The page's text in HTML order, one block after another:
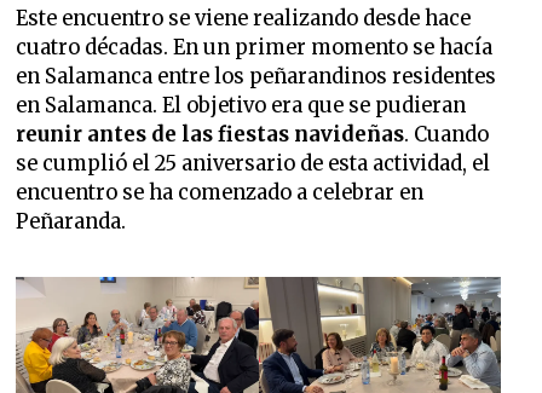
Este encuentro se viene realizando desde hace
cuatro décadas. En un primer momento se hacía
en Salamanca entre los peñarandinos residentes
en Salamanca. El objetivo era que se pudieran
reunir antes de las fiestas navideñas. Cuando
se cumplió el 25 aniversario de esta actividad, el
encuentro se ha comenzado a celebrar en
Peñaranda.